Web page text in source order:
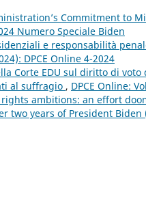
Commitment to
Numero Speciale Biden
e responsabilità
DPCE Online 4-2024
Corte EDU sul diritto di
al suffragio , DPCE Online:
rights ambitions: an effort
two years of President